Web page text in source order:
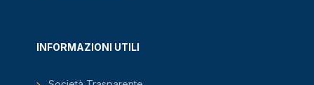
INFORMAZIONI UTILI